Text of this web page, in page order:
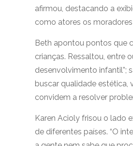
afirmou, destacando a
como atores os
Beth apontou pontos que
crianças. Ressaltou, entre
desenvolvimento infantil”;
buscar qualidade estética,
convidem a resolver
Karen Acioly frisou o lado
de diferentes países. “O